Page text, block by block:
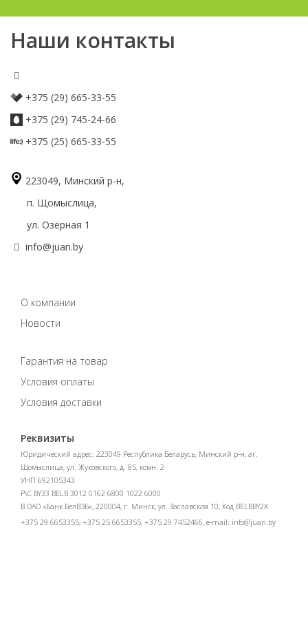
Наши контакты
+375 (29) 665-33-55
+375 (29) 745-24-66
+375 (25) 665-33-55
223049, Минский р-н,
п. Щомыслица,
ул. Озёрная 1
info@juan.by
О компании
Новости
Гарантия на товар
Условия оплаты
Условия доставки
Реквизиты
Юридический адрес: 223049 Республика Беларусь, Минский р-н, аг.
Щомыслица, ул. Жуковского, д. 85, комн. 2
УНП 692105343
Р\С BY33 BELB 3012 0162 6800 1022 6000
В ОАО «Банк БелВЭБ», 220004, г. Минск, ул. Заславская 10, Код BELBBY2X
+375 29 6653355, +375 25 6653355, +375 29 7452466, e-mail: info@juan.by